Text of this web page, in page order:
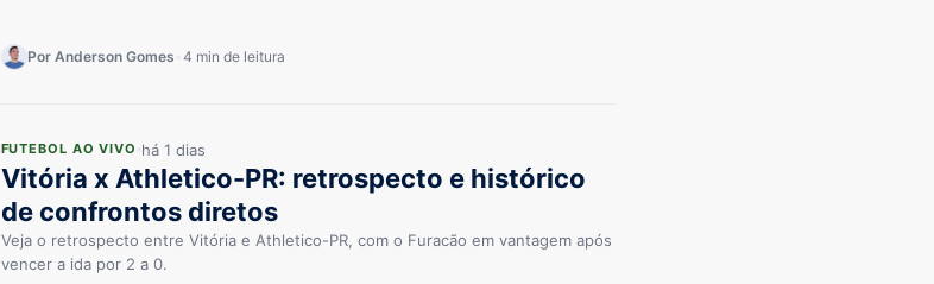
Por Anderson Gomes 4 min de leitura
FUTEBOL AO VIVO há 1 dias
Vitória x Athletico-PR: retrospecto e histórico
de confrontos diretos
Veja o retrospecto entre Vitória e Athletico-PR, com o Furacão em vantagem após
vencer a ida por 2 a 0.